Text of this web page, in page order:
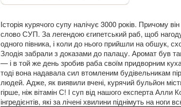
Історія курячого супу налічує 3000 років. Причому
слово СУП. За легендою єгипетський раб, щоб
одного півника, і коли до нього прийшли на обшук,
Злодія забрали з доказами до палацу. Аромат був
— і в той же день зробив раба своїм придворним
тоді вона надавала сил втомленим будівельникам
людей. Адже, як виявили вчені, курячий бульйон
гірше, ніж вітамін С! І суп від нашого експерта Алли
інгредієнтів, які за лічені хвилини піднімуть на ноги